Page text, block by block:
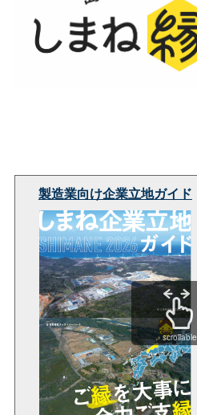
製造業向け企業立地ガイド
scrollable